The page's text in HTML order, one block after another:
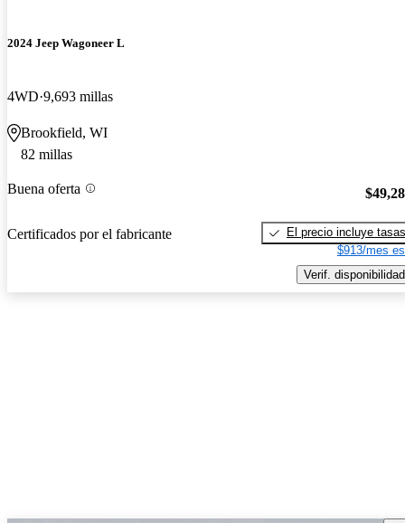
2024 Jeep Wagoneer L
4WD 9,693 millas
Brookfield, WI
82 millas
Buena oferta
Certificados por el fabricante
El precio incluye tasas
$913/mes
Verif. disponibilidad